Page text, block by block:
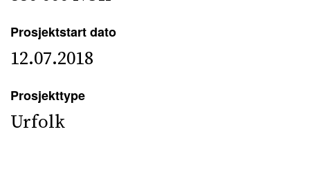
Prosjektstart dato
12.07.2018
Prosjekttype
Urfolk